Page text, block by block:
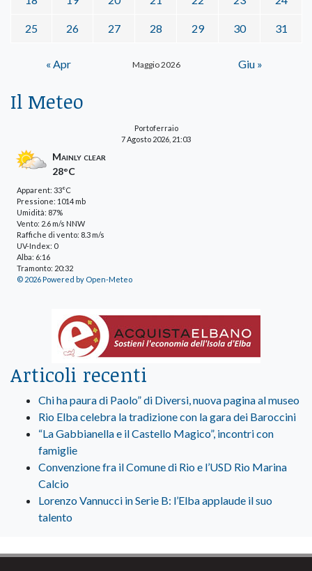
Maggio 2026
25 26 27 28 29 30 31
« Apr Giu »
Il Meteo
Portoferraio
7 Agosto 2026, 21:03
Mainly clear
28°C
Apparent: 33°C
Pressione: 1014 mb
Umidità: 87%
Vento: 2.6 m/s NNW
Raffiche di vento: 8.3 m/s
UV-Index: 0
Alba: 6:16
Tramonto: 20:32
© 2026 Powered by Open-Meteo
Articoli recenti
Chi ha paura di Paolo” di Diversi, nuova pagina al museo
Rio Elba celebra la tradizione con la gara dei Baroccini
“La Gabbianella e il Castello Magico”, incontri con
famiglie
Convenzione fra il Comune di Rio e l’USD Rio Marina
Calcio
Lorenzo Vannucci in Serie B: l’Elba applaude il suo
talento